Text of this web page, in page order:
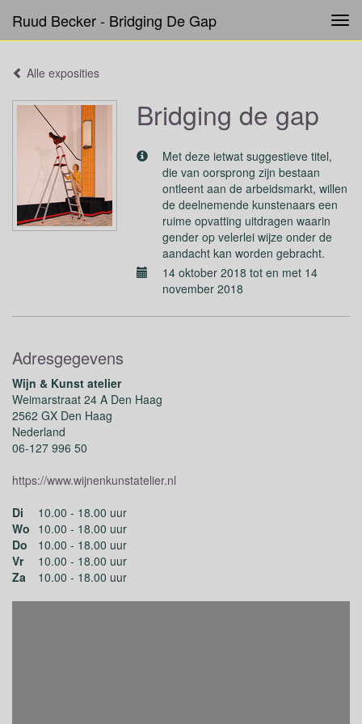
Ruud Becker - Bridging De Gap
Alle exposities
Bridging de gap
Met deze ietwat suggestieve titel,
die van oorsprong zijn bestaan
ontleent aan de arbeidsmarkt, willen
de deelnemende kunstenaars een
ruime opvatting uitdragen waarin
gender op velerlei wijze onder de
aandacht kan worden gebracht.
14 oktober 2018 tot en met 14
november 2018
Adresgegevens
Wijn & Kunst atelier
Weimarstraat 24 A Den Haag
2562 GX Den Haag
Nederland
06-127 996 50
https://www.wijnenkunstatelier.nl
Di
10.00 - 18.00 uur
Wo 10.00 - 18.00 uur
Do
10.00 - 18.00 uur
Vr
10.00 - 18.00 uur
Za
10.00 - 18.00 uur